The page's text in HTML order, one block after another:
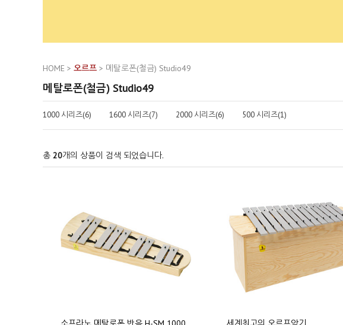
HOME > 오르프 > 메탈로폰(철금) Studio49
메탈로폰(철금) Studio49
1000 시리즈(6) 1600 시리즈(7) 2000 시리즈(6) 500 시리즈(1)
총 20개의 상품이 검색 되었습니다.